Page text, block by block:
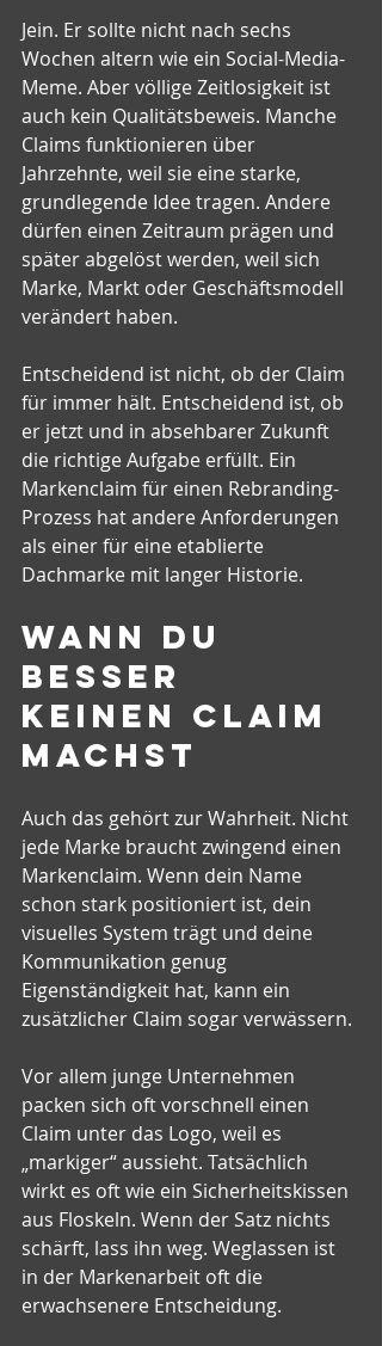
Jein. Er sollte nicht nach sechs
Wochen altern wie ein Social-Media-
Meme. Aber völlige Zeitlosigkeit ist
auch kein Qualitätsbeweis. Manche
Claims funktionieren über
Jahrzehnte, weil sie eine starke,
grundlegende Idee tragen. Andere
dürfen einen Zeitraum prägen und
später abgelöst werden, weil sich
Marke, Markt oder Geschäftsmodell
verändert haben.
Entscheidend ist nicht, ob der Claim
für immer hält. Entscheidend ist, ob
er jetzt und in absehbarer Zukunft
die richtige Aufgabe erfüllt. Ein
Markenclaim für einen Rebranding-
Prozess hat andere Anforderungen
als einer für eine etablierte
Dachmarke mit langer Historie.
Wann du
besser
keinen Claim
machst
Auch das gehört zur Wahrheit. Nicht
jede Marke braucht zwingend einen
Markenclaim. Wenn dein Name
schon stark positioniert ist, dein
visuelles System trägt und deine
Kommunikation genug
Eigenständigkeit hat, kann ein
zusätzlicher Claim sogar verwässern.
Vor allem junge Unternehmen
packen sich oft vorschnell einen
Claim unter das Logo, weil es
„markiger“ aussieht. Tatsächlich
wirkt es oft wie ein Sicherheitskissen
aus Floskeln. Wenn der Satz nichts
schärft, lass ihn weg. Weglassen ist
in der Markenarbeit oft die
erwachsenere Entscheidung.